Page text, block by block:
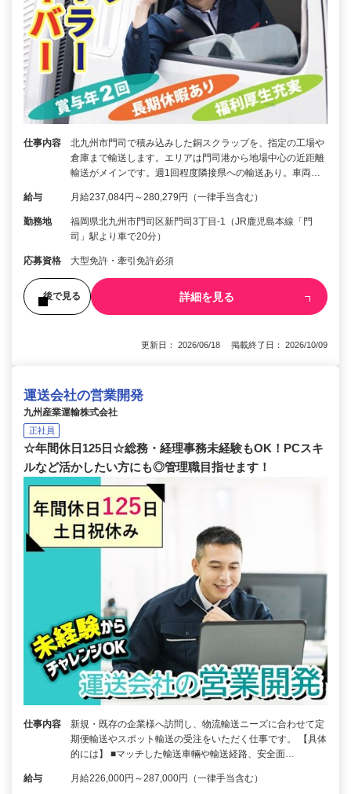
仕事内容
北九州市門司で積み込みした銅スクラップを、指定の工場や
倉庫まで輸送します。エリアは門司港から地場中心の近距離
輸送がメインです。週1回程度隣接県への輸送あり。車両…
給与 月給237,084円～280,279円（一律手当含む）
勤務地
福岡県北九州市門司区新門司3丁目-1（JR鹿児島本線「門
司」駅より車で20分）
応募資格 大型免許・牽引免許必須
後で見る 詳細を見る
更新日： 2026/06/18 掲載終了日： 2026/10/09
運送会社の営業開発
九州産業運輸株式会社
正社員
☆年間休日125日☆総務・経理事務未経験もOK！PCスキ
ルなど活かしたい方にも◎管理職目指せます！
仕事内容
新規・既存の企業様へ訪問し、物流輸送ニーズに合わせて定
期便輸送やスポット輸送の受注をいただく仕事です。 【具体
的には】 ■マッチした輸送車輛や輸送経路、安全面…
給与 月給226,000円～287,000円（一律手当含む）